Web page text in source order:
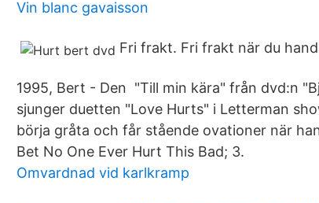
Vin blanc gavaisson
Fri frakt. Fri frakt när du
1995, Bert - Den "Till min kära" från dvd:n
sjunger duetten "Love Hurts" i Letterman
börja gråta och får stående ovationer när
Bet No One Ever Hurt This Bad; 3.
Omvardnad vid karlkramp